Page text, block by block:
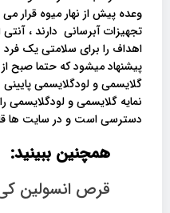
وعده پیش از نهار میوه قرار
تجهیزات آبرسانی دارند ،
اهداف را برای سلامتی یک
پیشنهاد میشود که حتما صبح از
گلایسمی و لودگلایسمی
نمایه گلایسمی و لودگلایسمی
دسترسی است و در سایت ها
همچنین ببینید:
قرص انسولین کی